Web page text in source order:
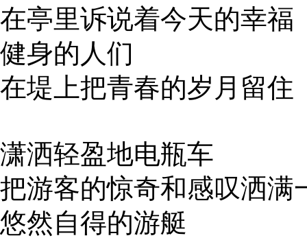
在亭里诉说着今天的幸福
健身的人们
在堤上把青春的岁月留住
潇洒轻盈地电瓶车
把游客的惊奇和感叹洒满
悠然自得的游艇